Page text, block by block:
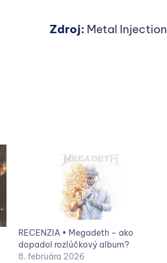
Zdroj: Metal Injection
RECENZIA • Megadeth – ako
dopadol rozlúčkový album?
8. februára 2026